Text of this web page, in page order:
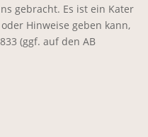
gebracht. Es ist ein Kater
Hinweise geben kann,
(ggf. auf den AB